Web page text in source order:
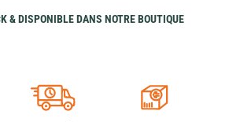
& DISPONIBLE DANS NOTRE BOUTIQUE